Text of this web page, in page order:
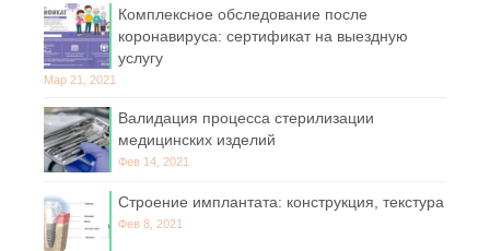
Комплексное обследование после
коронавируса: сертификат на выездную
услугу
Мар 21, 2021
Валидация процесса стерилизации
медицинских изделий
Фев 14, 2021
Строение имплантата: конструкция, текстура
Фев 8, 2021